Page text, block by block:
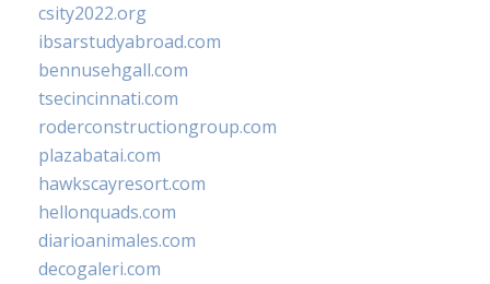
csity2022.org
ibsarstudyabroad.com
bennusehgall.com
tsecincinnati.com
roderconstructiongroup.com
plazabatai.com
hawkscayresort.com
hellonquads.com
diarioanimales.com
decogaleri.com